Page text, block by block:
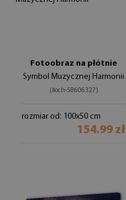
Fotoobraz na płótnie
Symbol Muzycznej Harmonii
(#och-58606327)
rozmiar od: 100x50 cm
154.99 zł